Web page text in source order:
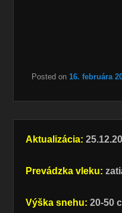
Posted on 16. februára
Aktualizácia:
Prevádzka vleku:
Výška snehu: 20-50